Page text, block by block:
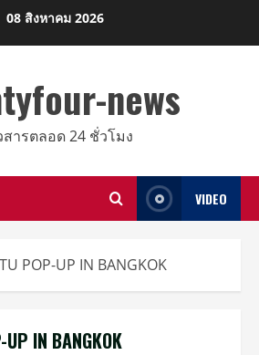
08 สิงหาคม 2026
news
ารตลอด 24 ชั่วโมง
VIDEO
POP-UP IN BANGKOK
IN BANGKOK